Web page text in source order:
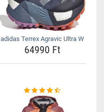
adidas Terrex Agravic Ultra W
64990 Ft